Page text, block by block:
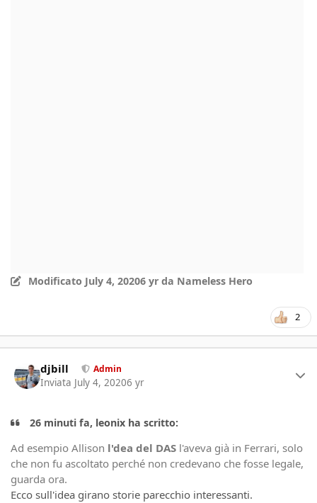
Modificato July 4, 20206 yr da Nameless Hero
2
djbill Admin
Inviata July 4, 20206 yr
26 minuti fa, leonix ha scritto:
Ad esempio Allison l'dea del DAS l'aveva già in Ferrari, solo
che non fu ascoltato perché non credevano che fosse legale,
guarda ora.
Ecco sull'idea girano storie parecchio interessanti.